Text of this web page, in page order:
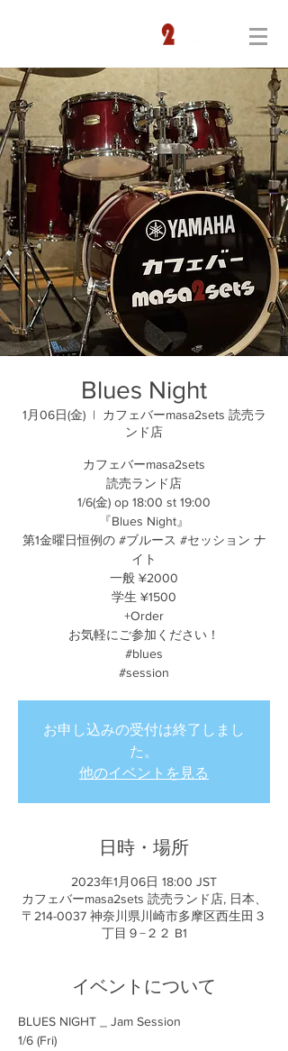
Blues Night
1月06日(金)
  |
カフェバーmasa2sets 読売ラ
ンド店
カフェバーmasa2sets
読売ランド店
1/6(金) op 18:00 st 19:00
『Blues Night』
第1金曜日恒例の #ブルース #セッション ナ
イト
一般 ¥2000
学生 ¥1500
+Order
お気軽にご参加ください！
#blues
#session
お申し込みの受付は終了しまし
た。
他のイベントを見る
日時・場所
2023年1月06日 18:00 JST
カフェバーmasa2sets 読売ランド店, 日本、
〒214-0037 神奈川県川崎市多摩区西生田３
丁目９−２２ B1
イベントについて
BLUES NIGHT _ Jam Session
1/6 (Fri)